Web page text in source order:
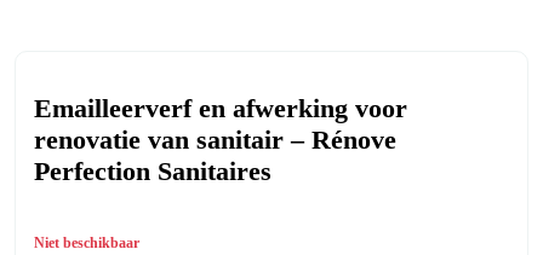
Emailleerverf en afwerking voor
renovatie van sanitair – Rénove
Perfection Sanitaires
Niet beschikbaar